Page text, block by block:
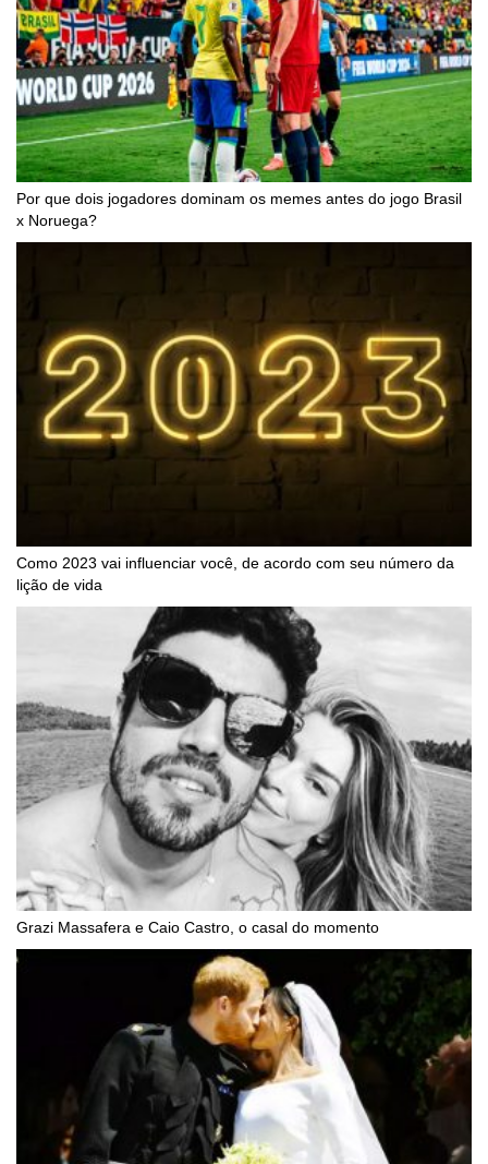
Por que dois jogadores dominam os memes antes do jogo Brasil
x Noruega?
Como 2023 vai influenciar você, de acordo com seu número da
lição de vida
Grazi Massafera e Caio Castro, o casal do momento